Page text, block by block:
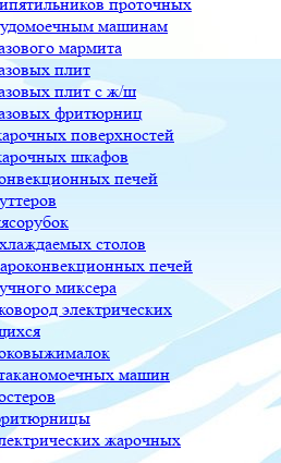
машинам
мармита
плит
плит с ж/ш
фритюрниц
поверхностей
шкафов
печей
столов
печей
миксера
электрических
машин
жарочных